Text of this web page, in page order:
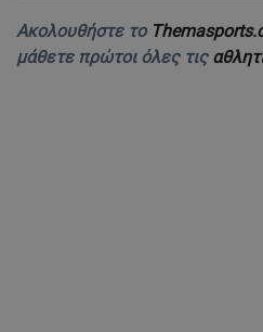
Ακολουθήστε το
μάθετε πρώτοι όλες τις